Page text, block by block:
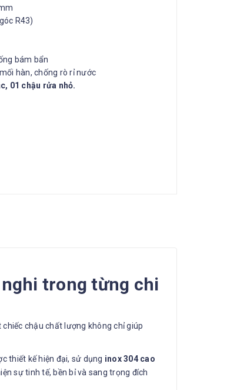
R43)
bám bẩn
hàn, chống rò rỉ nước
01 chậu rửa nhỏ.
nghi trong từng chi
chậu chất lượng không chỉ giúp
thiết kế hiện đại, sử dụng inox 304 cao
sự tinh tế, bền bỉ và sang trọng đích